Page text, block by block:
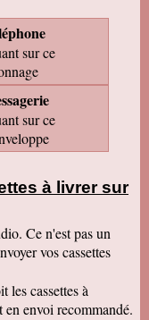
sur ce
sur ce
à livrer sur
Ce n'est pas un
vos cassettes
les cassettes à
envoi recommandé.